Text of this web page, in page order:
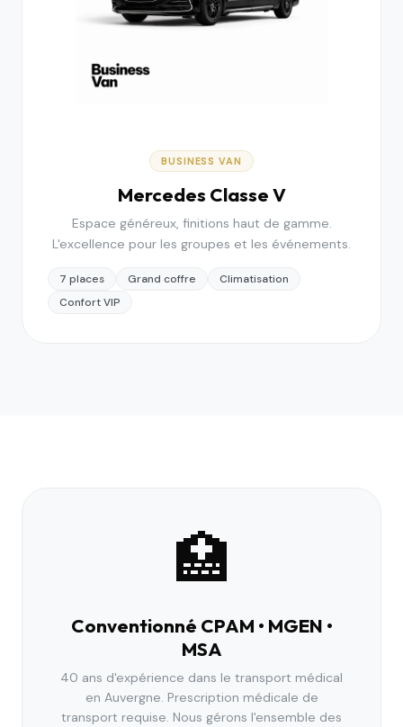
BUSINESS VAN
Mercedes Classe V
Espace généreux, finitions haut de gamme.
L'excellence pour les groupes et les événements.
7 places Grand coffre
Climatisation
Confort VIP
🏥
Conventionné CPAM • MGEN •
MSA
40 ans d'expérience dans le transport médical
en Auvergne. Prescription médicale de
transport requise. Nous gérons l'ensemble des